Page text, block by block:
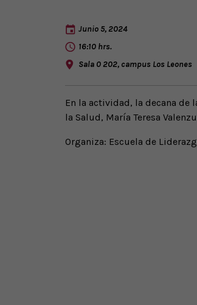
Junio 5, 2024
16:10 hrs.
Sala 0 202, campus Los Leones
En la actividad, la decana de
la Salud, María Teresa
Organiza: Escuela de